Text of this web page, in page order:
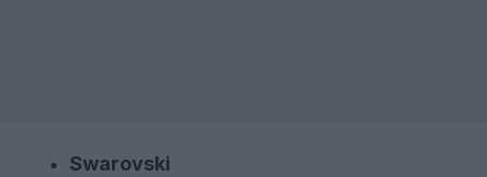
Swarovski